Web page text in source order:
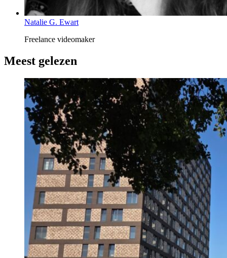
Natalie G. Ewart
Freelance videomaker
Meest gelezen